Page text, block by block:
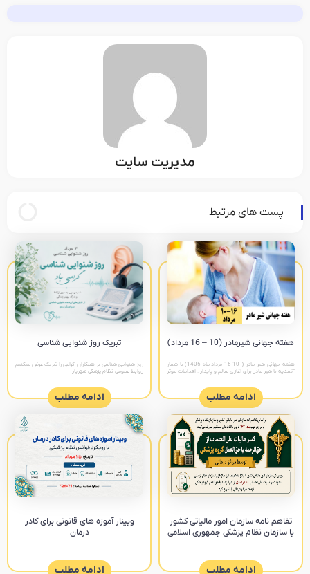
مدیریت سایت
پست های مرتبط
هفته جهانی شیرمادر (10 – 16 مرداد)
هفته جهانی شیر مادر ( 10-16 مرداد ماه 1405) با شعار
“تغذیه با شیر مادر برای آغازی سالم و پایدار : اقدامات موثر
ادامه مطلب
تبریک روز شنوایی شناسی
روز شنوایی شناسی بر همکاران گرامی را تبریک عرض میکنیم
روابط عمومی نظام پزشکی شهریار
ادامه مطلب
تفاهم نامه سازمان امور مالیاتی کشور
با سازمان نظام پزشکی جمهوری اسلامی
ادامه مطلب
وبینار آموزه های قانونی برای کادر
درمان
ادامه مطلب